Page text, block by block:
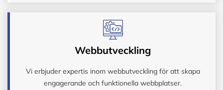
Webbutveckling
Vi erbjuder expertis inom webbutveckling för att skapa
engagerande och funktionella webbplatser.